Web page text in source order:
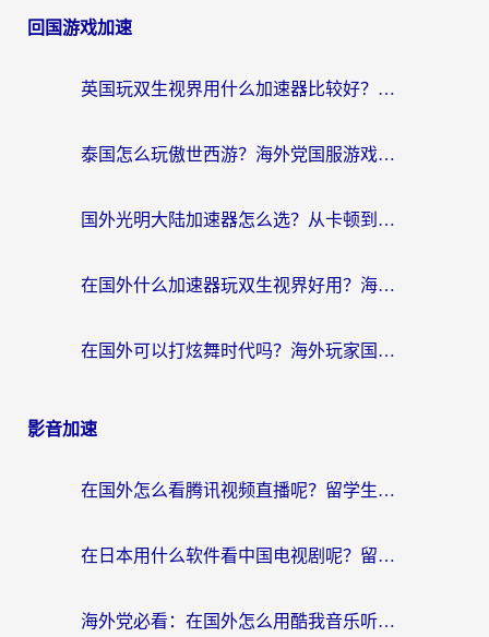
回国游戏加速
英国玩双生视界用什么加速器比较好？海外党亲测有效的国服游戏加速方案
泰国怎么玩傲世西游？海外党国服游戏加速终极攻略（附光明大陆量子特攻实测）
国外光明大陆加速器怎么选？从卡顿到丝滑的终极指南（含德国玩走开外星人墨西哥玩俄罗斯方块技巧）
在国外什么加速器玩双生视界好用？海外党亲测不踩坑的终极指南
在国外可以打炫舞时代吗？海外玩家国服游戏加速全攻略（附实测推荐）
影音加速
在国外怎么看腾讯视频直播呢？留学生亲测有效的回国加速指南
在日本用什么软件看中国电视剧呢？留学生亲测有效的回国加速方案
海外党必看：在国外怎么用酷我音乐听音乐？告别“地区不支持”的实用指南